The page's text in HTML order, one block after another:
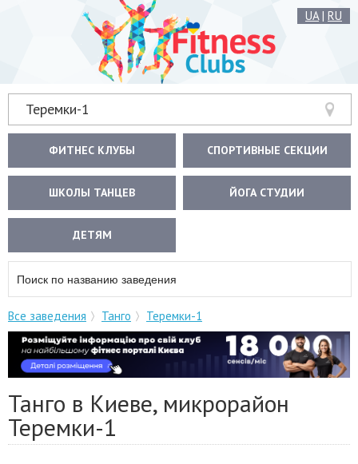
UA| RU
Теремки-1
ФИТНЕС КЛУБЫ СПОРТИВНЫЕ СЕКЦИИ
ШКОЛЫ ТАНЦЕВ ЙОГА СТУДИИ
ДЕТЯМ
Все заведения Танго Теремки-1
Танго в Киеве, микрорайон
Теремки-1